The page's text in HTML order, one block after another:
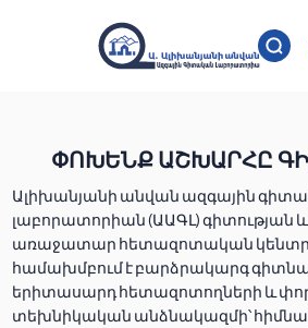
ՓՈԽԵՆՔ ԱՇԽԱՐՀԸ
Ալիխանյանի անվան ազգային
լաբորատորիան (ԱԱԳԼ) գիտության
առաջատար հետազոտական
համախմբում է բարձրակարգ
երիտասարդ հետազոտողների և
տեխնիկական անձնակազմի՝